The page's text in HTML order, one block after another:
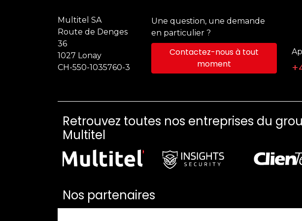
Multitel SA
Route de Denges
36
1027 Lonay
CH-550-1035760-3
Une question, une demande
en particulier ?
Contactez-nous à tout
moment
Retrouvez toutes nos entreprises du
Multitel
Nos partenaires